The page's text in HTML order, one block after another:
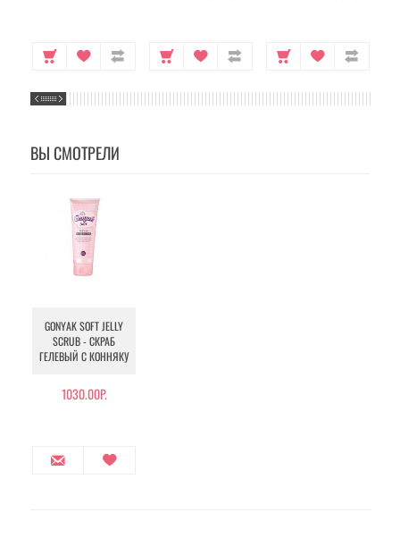
ВЫ СМОТРЕЛИ
GONYAK SOFT JELLY
SCRUB - СКРАБ
ГЕЛЕВЫЙ С КОННЯКУ
1030.00Р.